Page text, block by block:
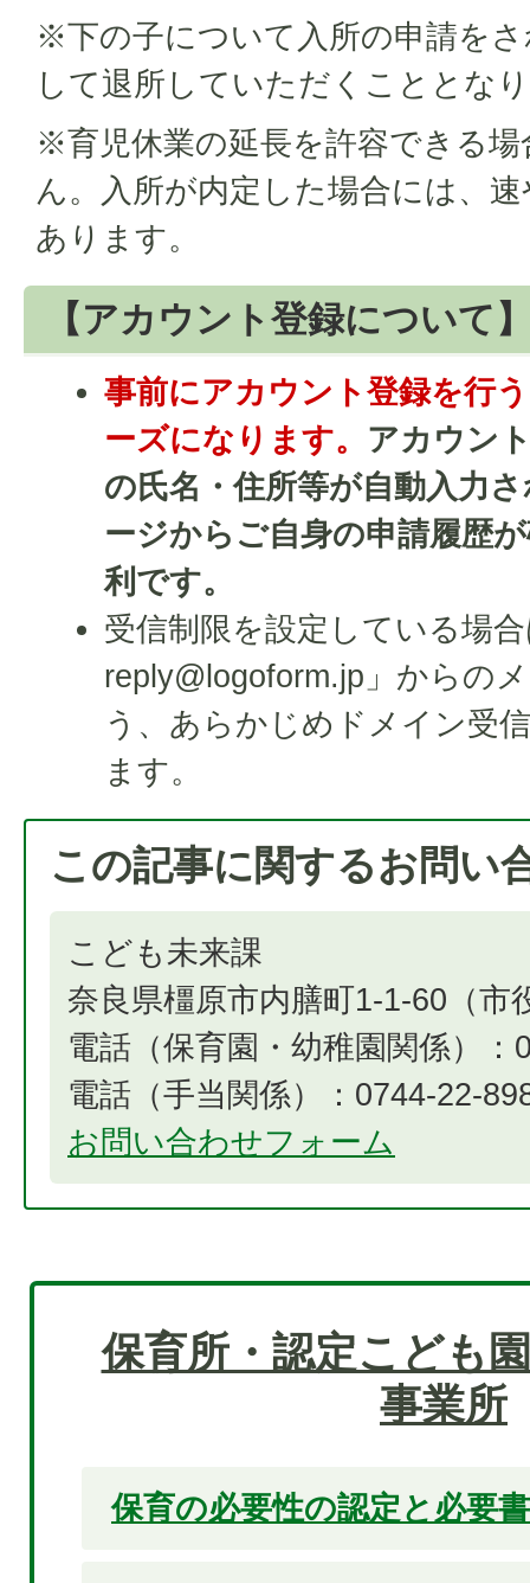
※下の子について入所の申請を
して退所していただくこととな
※育児休業の延長を許容できる
ん。入所が内定した場合には、
あります。
【アカウント登録について
事前にアカウント登録を行
ーズになります。 アカウン
の氏名・住所等が自動入力
ージからご自身の申請履歴
利です。
受信制限を設定している場
reply@logoform.jp」からの
う、あらかじめドメイン受
ます。
この記事に関するお問い
こども未来課
奈良県橿原市内膳町1-1-60（市
電話（保育園・幼稚園関係）：
電話（手当関係）：0744-22-
お問い合わせフォーム
保育所・認定こども
事業所
保育の必要性の認定と必要